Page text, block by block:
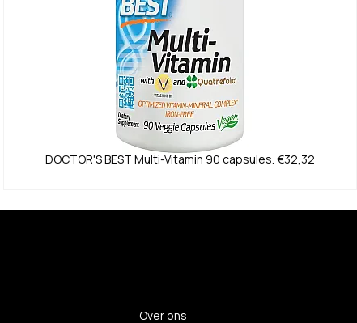
DOCTOR'S BEST Multi-Vitamin 90 capsules. €32,32
Over ons